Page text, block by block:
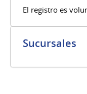
El registro es
Sucursales